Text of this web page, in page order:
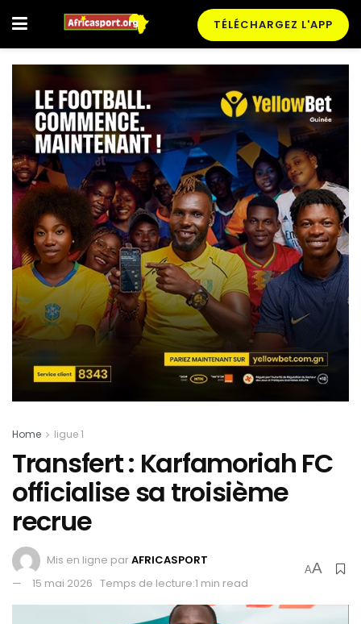
TÉLÉCHARGEZ L'APP
Home ligue 1
Transfert : Karfamoriah FC
officialise sa troisième
recrue
Mis en ligne parAFRICASPORT
15 mai 2026 Temps de lecture:1 min read
AA